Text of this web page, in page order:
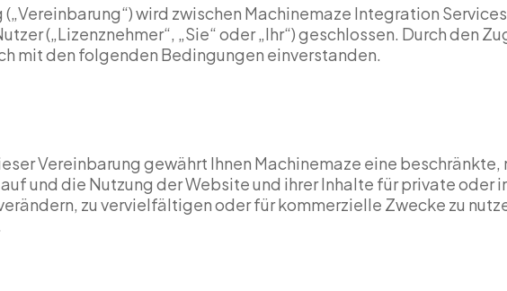
wird zwischen Machinemaze Integration
(„Lizenznehmer“, „Sie“ oder „Ihr“) geschlossen. Durch
mit den folgenden Bedingungen einverstanden.
Vereinbarung gewährt Ihnen Machinemaze eine
und die Nutzung der Website und ihrer Inhalte für private oder
zu vervielfältigen oder für kommerzielle Zwecke zu